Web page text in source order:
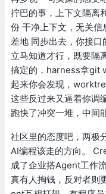
拧巴的事，上下文隔离
份 干净上下文，无关
差地 同步出去，你接
立马知道才行，既要隔
搞定的，harness拿git
起来你会发现，
这些反过来又逼着你调
跑快了冲突一堆，中间
社区里的态度吧，两极
AI编程该走的方向。
成了企业搭Agent工作
真有人掏钱，反对者则